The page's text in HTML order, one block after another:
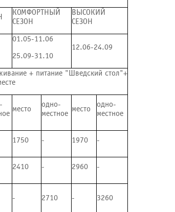
КОМФОРТНЫЙ
СЕЗОН
ВЫСОКИЙ
СЕЗОН
01.05-11.06
25.09-31.10
12.06-24.09
+ питание "Шведский стол"+
место
одно-
местное место
одно-
местное
1750 - 1970 -
2410 - 2960 -
- 2710 - 3260